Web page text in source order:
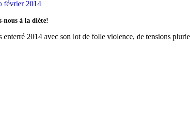
nous à la diète!
enterré 2014 avec son lot de folle violence, de tensions